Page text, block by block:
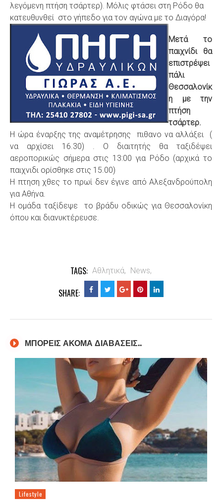
λεγόμενη πτήση τσάρτερ). Μόλις φτάσει στη Ρόδο θα
κατευθυνθεί στο γήπεδο για τον αγώνα με το Διαγόρα!
Μετά το
παιχνίδι θα
επιστρέψει
πάλι
Θεσσαλονίκ
η με την
πτήση
τσάρτερ.
Η ώρα έναρξης της αναμέτρησης πιθανο να αλλάξει (
να αρχίσει 16.30) . Ο διαιτητής θα ταξιδέψει
αεροπορικώς σήμερα στις 13:00 για Ρόδο (αρχικά το
παιχνιδι ορίσθηκε στις 15.00)
Η πτηση χθες το πρωί δεν έγινε από Αλεξανδρούπολη
για Αθήνα.
Η ομάδα ταξίδεψε το βράδυ οδικώς για Θεσσαλονίκη
όπου και διανυκτέρευσε.
TAGS: Αθλητικά, News,
SHARE:
ΜΠΟΡΕΙΣ ΑΚΟΜΑ ΔΙΑΒΑΣΕΙΣ..
Lifestyle